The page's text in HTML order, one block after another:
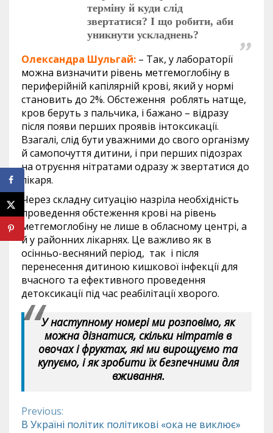
терміну й куди слід
звертатися? І що робити, аби
уникнути ускладнень?
Олександра Шульгай: – Так, у лабораторії
можна визначити рівень метгемоглобіну в
периферійній капілярній крові, який у нормі
становить до 2%. Обстеження роблять натще,
кров беруть з пальчика, і бажано – відразу
після появи перших проявів інтоксикації.
Взагалі, слід бути уважними до свого організму
й самопочуття дитини, і при перших підозрах
на отруєння нітратами одразу ж звертатися до
лікаря.
Через складну ситуацію назріла необхідність
проведення обстеження крові на рівень
метгемоглобіну не лише в обласному центрі, а
й у районних лікарнях. Це важливо як в
осінньо-весняний період, так і після
перенесення дитиною кишкової інфекції для
вчасного та ефективного проведення
детоксикації під час реабілітації хворого.
У наступному номері ми розповімо, як
можна дізнатися, скільки нітратів в
овочах і фруктах, які ми вирощуємо та
купуємо, і як зробити їх безпечними для
вживання.
Continue
Previous:
В Україні політик політикові «ока не виклює»